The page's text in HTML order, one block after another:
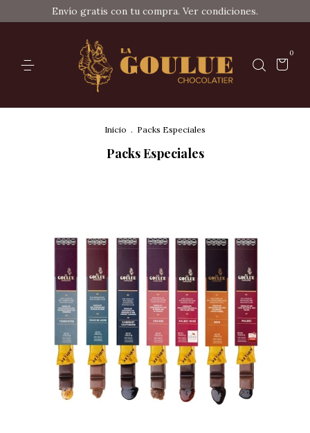
Envío gratis con tu compra. Ver condiciones.
0
Inicio . Packs Especiales
Packs Especiales